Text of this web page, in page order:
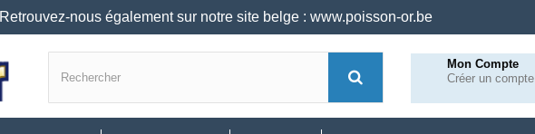
Retrouvez-nous également sur notre site belge : www.poisson-or.be
Mon Compte
Créer un compte